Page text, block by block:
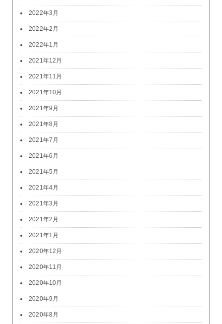
2022年3月
2022年2月
2022年1月
2021年12月
2021年11月
2021年10月
2021年9月
2021年8月
2021年7月
2021年6月
2021年5月
2021年4月
2021年3月
2021年2月
2021年1月
2020年12月
2020年11月
2020年10月
2020年9月
2020年8月